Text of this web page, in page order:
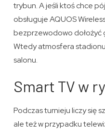
trybun. A jeśli ktoś chce
obsługuje AQUOS
bezprzewodowo dołożyć
Wtedy atmosfera
salonu.
Smart TV w
Podczas turnieju liczy się
ale też w przypadku